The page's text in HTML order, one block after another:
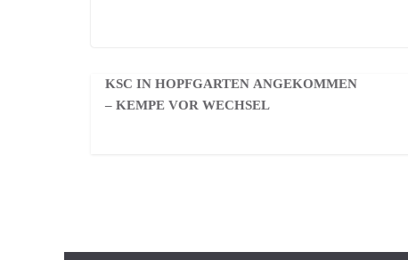
KSC IN HOPFGARTEN ANGEKOMMEN
– KEMPE VOR WECHSEL